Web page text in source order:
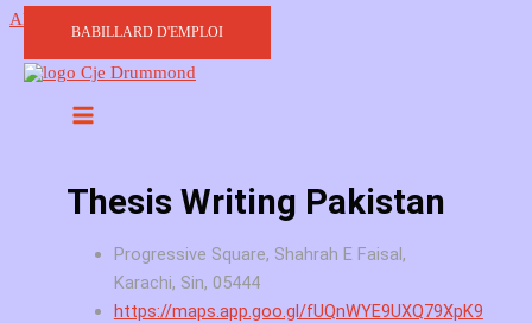
Aller au contenu
BABILLARD D'EMPLOI
Thesis Writing Pakistan
Progressive Square, Shahrah E Faisal,
Karachi, Sin, 05444
https://maps.app.goo.gl/fUQnWYE9UXQ79XpK9